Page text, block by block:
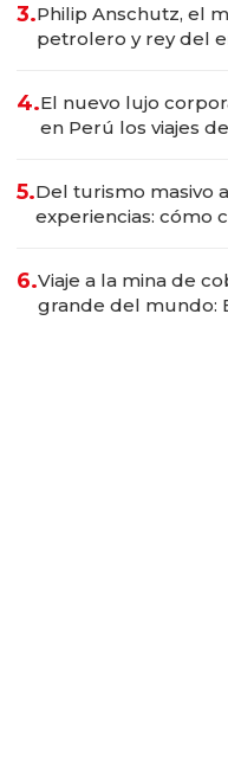
3.Philip Anschutz, el
petrolero y rey del
4.El nuevo lujo
en Perú los viajes
transformadoras
5.Del turismo masivo
experiencias: cómo
6.Viaje a la mina de
grande del mundo: